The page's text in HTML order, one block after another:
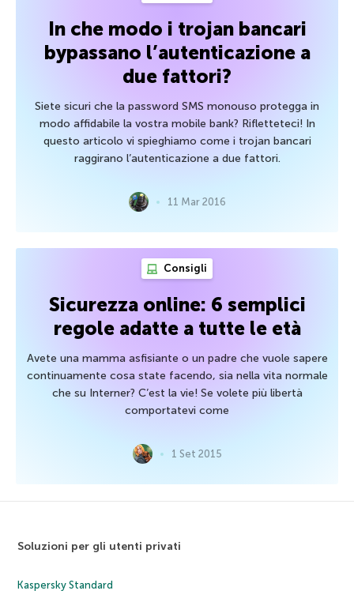
In che modo i trojan bancari
bypassano l’autenticazione a
due fattori?
Siete sicuri che la password SMS monouso protegga in
modo affidabile la vostra mobile bank? Rifletteteci! In
questo articolo vi spieghiamo come i trojan bancari
raggirano l’autenticazione a due fattori.
11 Mar 2016
Consigli
Sicurezza online: 6 semplici
regole adatte a tutte le età
Avete una mamma asfisiante o un padre che vuole sapere
continuamente cosa state facendo, sia nella vita normale
che su Interner? C’est la vie! Se volete più libertà
comportatevi come
1 Set 2015
Soluzioni per gli utenti privati
Kaspersky Standard